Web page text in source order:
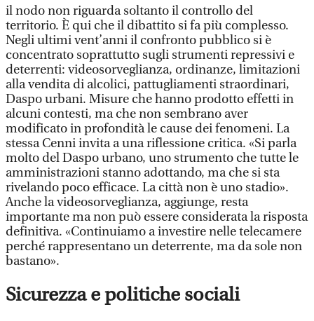
il nodo non riguarda soltanto il controllo del
territorio. È qui che il dibattito si fa più complesso.
Negli ultimi vent’anni il confronto pubblico si è
concentrato soprattutto sugli strumenti repressivi e
deterrenti: videosorveglianza, ordinanze, limitazioni
alla vendita di alcolici, pattugliamenti straordinari,
Daspo urbani. Misure che hanno prodotto effetti in
alcuni contesti, ma che non sembrano aver
modificato in profondità le cause dei fenomeni. La
stessa Cenni invita a una riflessione critica. «Si parla
molto del Daspo urbano, uno strumento che tutte le
amministrazioni stanno adottando, ma che si sta
rivelando poco efficace. La città non è uno stadio».
Anche la videosorveglianza, aggiunge, resta
importante ma non può essere considerata la risposta
definitiva. «Continuiamo a investire nelle telecamere
perché rappresentano un deterrente, ma da sole non
bastano».
Sicurezza e politiche sociali